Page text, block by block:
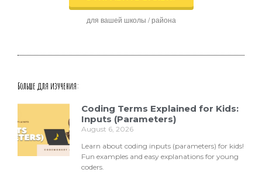
для вашей школы / района
Больше для изучения:
Coding Terms Explained for Kids:
Inputs (Parameters)
August 6, 2026
Learn about coding inputs (parameters) for kids!
Fun examples and easy explanations for young
coders.